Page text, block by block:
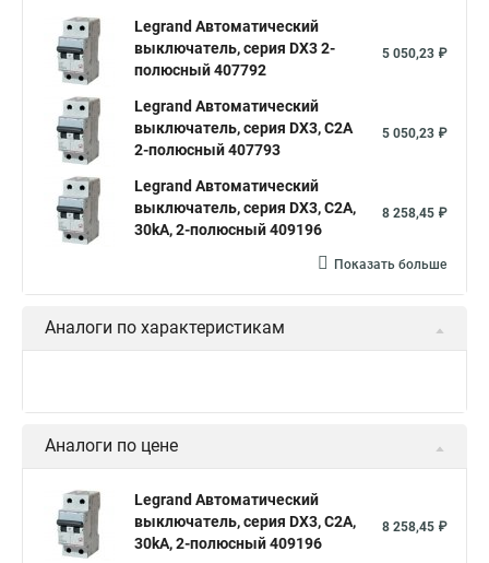
Legrand Автоматический
выключатель, серия DX3 2-
полюсный 407792
5 050,23 ₽
Legrand Автоматический
выключатель, серия DX3, С2A
2-полюсный 407793
5 050,23 ₽
Legrand Автоматический
выключатель, серия DX3, С2A,
30kA, 2-полюсный 409196
8 258,45 ₽
Показать больше
Аналоги по характеристикам
Аналоги по цене
Legrand Автоматический
выключатель, серия DX3, С2A,
30kA, 2-полюсный 409196
8 258,45 ₽